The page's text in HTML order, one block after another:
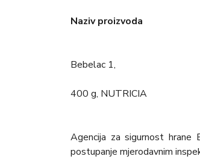
Naziv proizvoda
Bebelac 1,
400 g, NUTRICIA
Agencija za sigurnost hrane
postupanje mjerodavnim